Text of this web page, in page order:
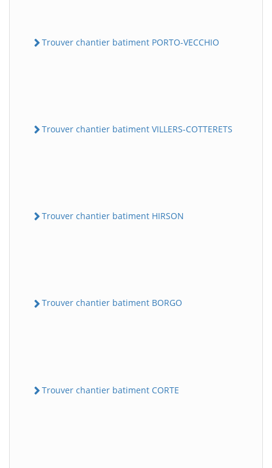
Trouver chantier batiment PORTO-VECCHIO
Trouver chantier batiment VILLERS-COTTERETS
Trouver chantier batiment HIRSON
Trouver chantier batiment BORGO
Trouver chantier batiment CORTE